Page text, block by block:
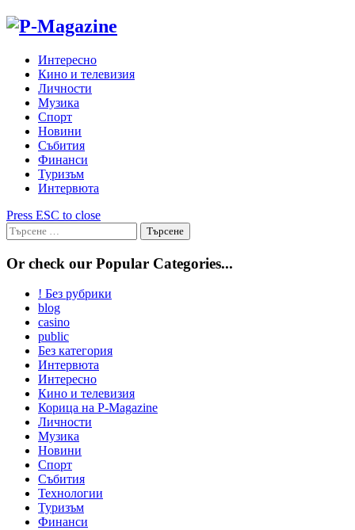
Skip
Интересно
Кино и телевизия
Личности
Музика
Спорт
Новини
Събития
Финанси
Туризъм
Интервюта
Press ESC to close
Търсене
за:
Or check our Popular Categories...
! Без рубрики
blog
casino
public
Без категория
Интервюта
Интересно
Кино и телевизия
Корица на P-Magazine
Личности
Музика
Новини
Спорт
Събития
Технологии
Туризъм
Финанси